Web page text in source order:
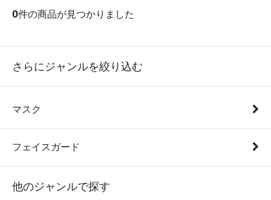
0件の商品が見つかりました
さらにジャンルを絞り込む
マスク
フェイスガード
他のジャンルで探す